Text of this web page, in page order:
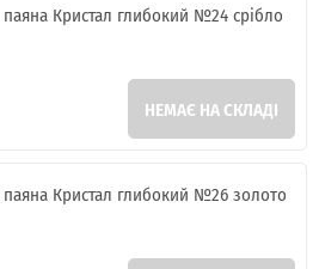
Кристал глибокий №24 срібло
НЕМАЄ НА СКЛАДІ
Кристал глибокий №26 золото